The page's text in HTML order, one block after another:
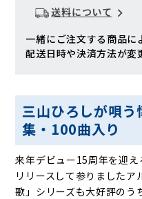
送料について
一緒にご注文する商品に
配送日時や決済方法が変
三山ひろしが唄
集・100曲入り
来年デビュー15周年を迎
リリースして参りました
歌」シリーズも大好評のう